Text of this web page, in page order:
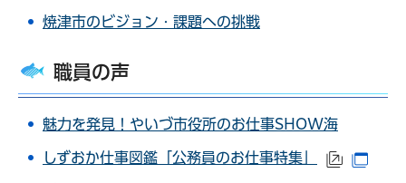
焼津市のビジョン・課題への挑戦
職員の声
魅力を発見！やいづ市役所のお仕事SHOW海
しずおか仕事図鑑「公務員のお仕事特集」 （外部